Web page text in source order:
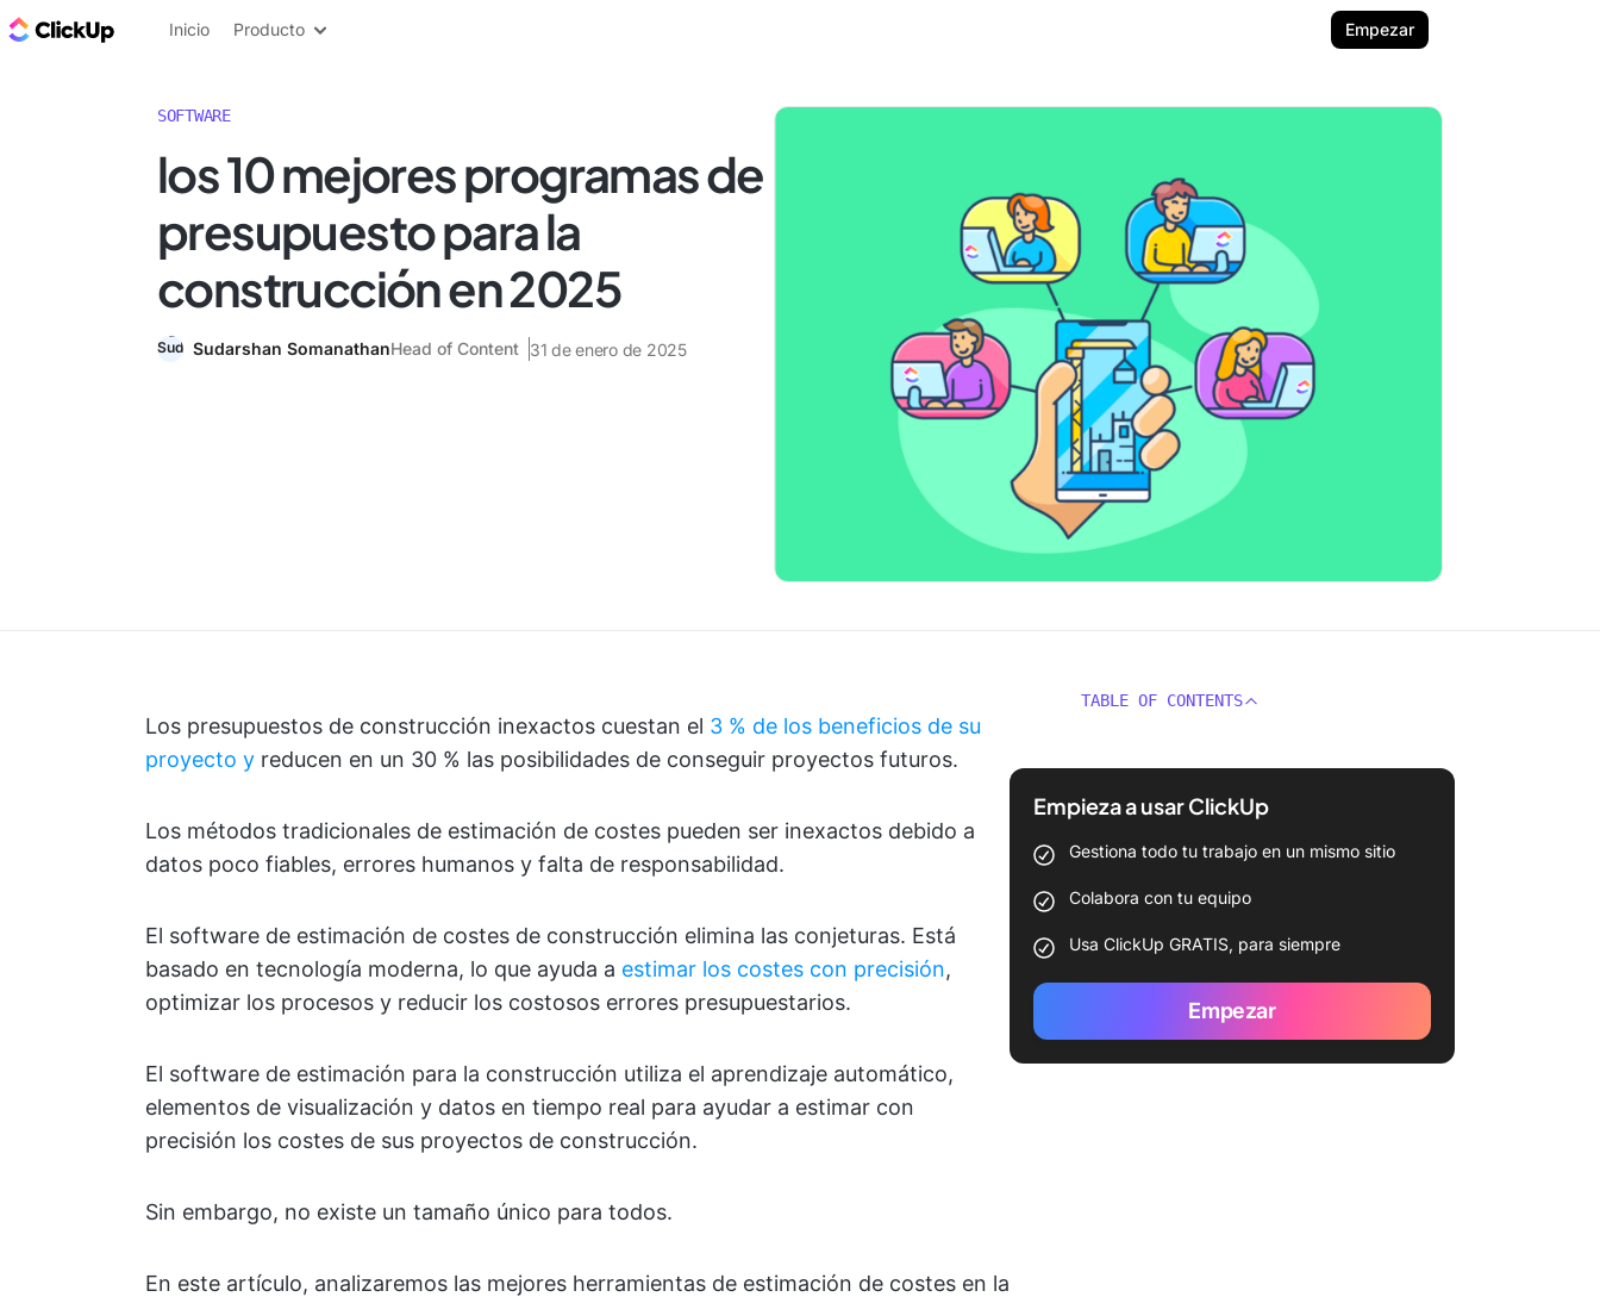
ClickUp Blog
Inicio Producto Empezar
SOFTWARE
los 10 mejores programas de
presupuesto para la
construcción en 2025
Sudarshan SomanathanHead of Content 31 de enero de 2025
Los presupuestos de construcción inexactos cuestan el 3 % de los beneficios de su
proyecto y reducen en un 30 % las posibilidades de conseguir proyectos futuros.
Los métodos tradicionales de estimación de costes pueden ser inexactos debido a
datos poco fiables, errores humanos y falta de responsabilidad.
El software de estimación de costes de construcción elimina las conjeturas. Está
basado en tecnología moderna, lo que ayuda a estimar los costes con precisión,
optimizar los procesos y reducir los costosos errores presupuestarios.
El software de estimación para la construcción utiliza el aprendizaje automático,
elementos de visualización y datos en tiempo real para ayudar a estimar con
precisión los costes de sus proyectos de construcción.
Sin embargo, no existe un tamaño único para todos.
En este artículo, analizaremos las mejores herramientas de estimación de costes en la
TABLE OF CONTENTS
Empieza a usar ClickUp
Gestiona todo tu trabajo en un mismo sitio
Colabora con tu equipo
Usa ClickUp GRATIS, para siempre
Empezar